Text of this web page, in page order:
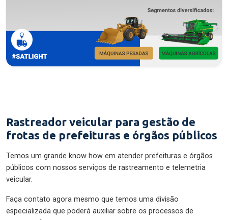
Rastreador veicular para gestão de
frotas de prefeituras e órgãos públicos
Temos um grande know how em atender prefeituras e órgãos
públicos com nossos serviços de rastreamento e telemetria
veicular.
Faça contato agora mesmo que temos uma divisão
especializada que poderá auxiliar sobre os processos de